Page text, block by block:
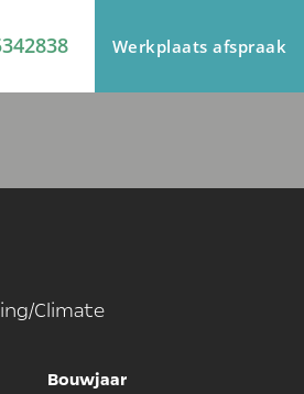
Werkplaats afspraak
Climate
Bouwjaar